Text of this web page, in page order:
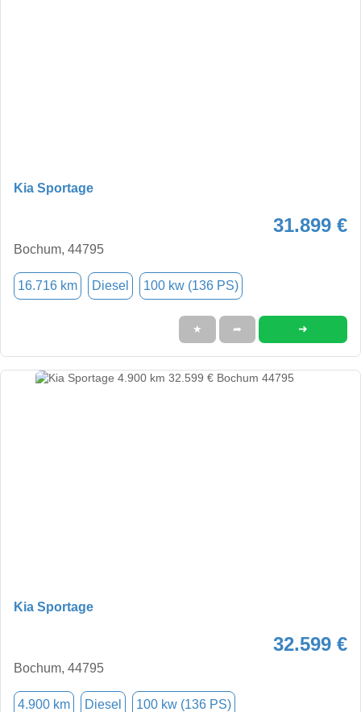
Kia Sportage
31.899 €
Bochum, 44795
16.716 km Diesel 100 kw (136 PS)
★ ➦ ➜
Kia Sportage
32.599 €
Bochum, 44795
4.900 km Diesel 100 kw (136 PS)